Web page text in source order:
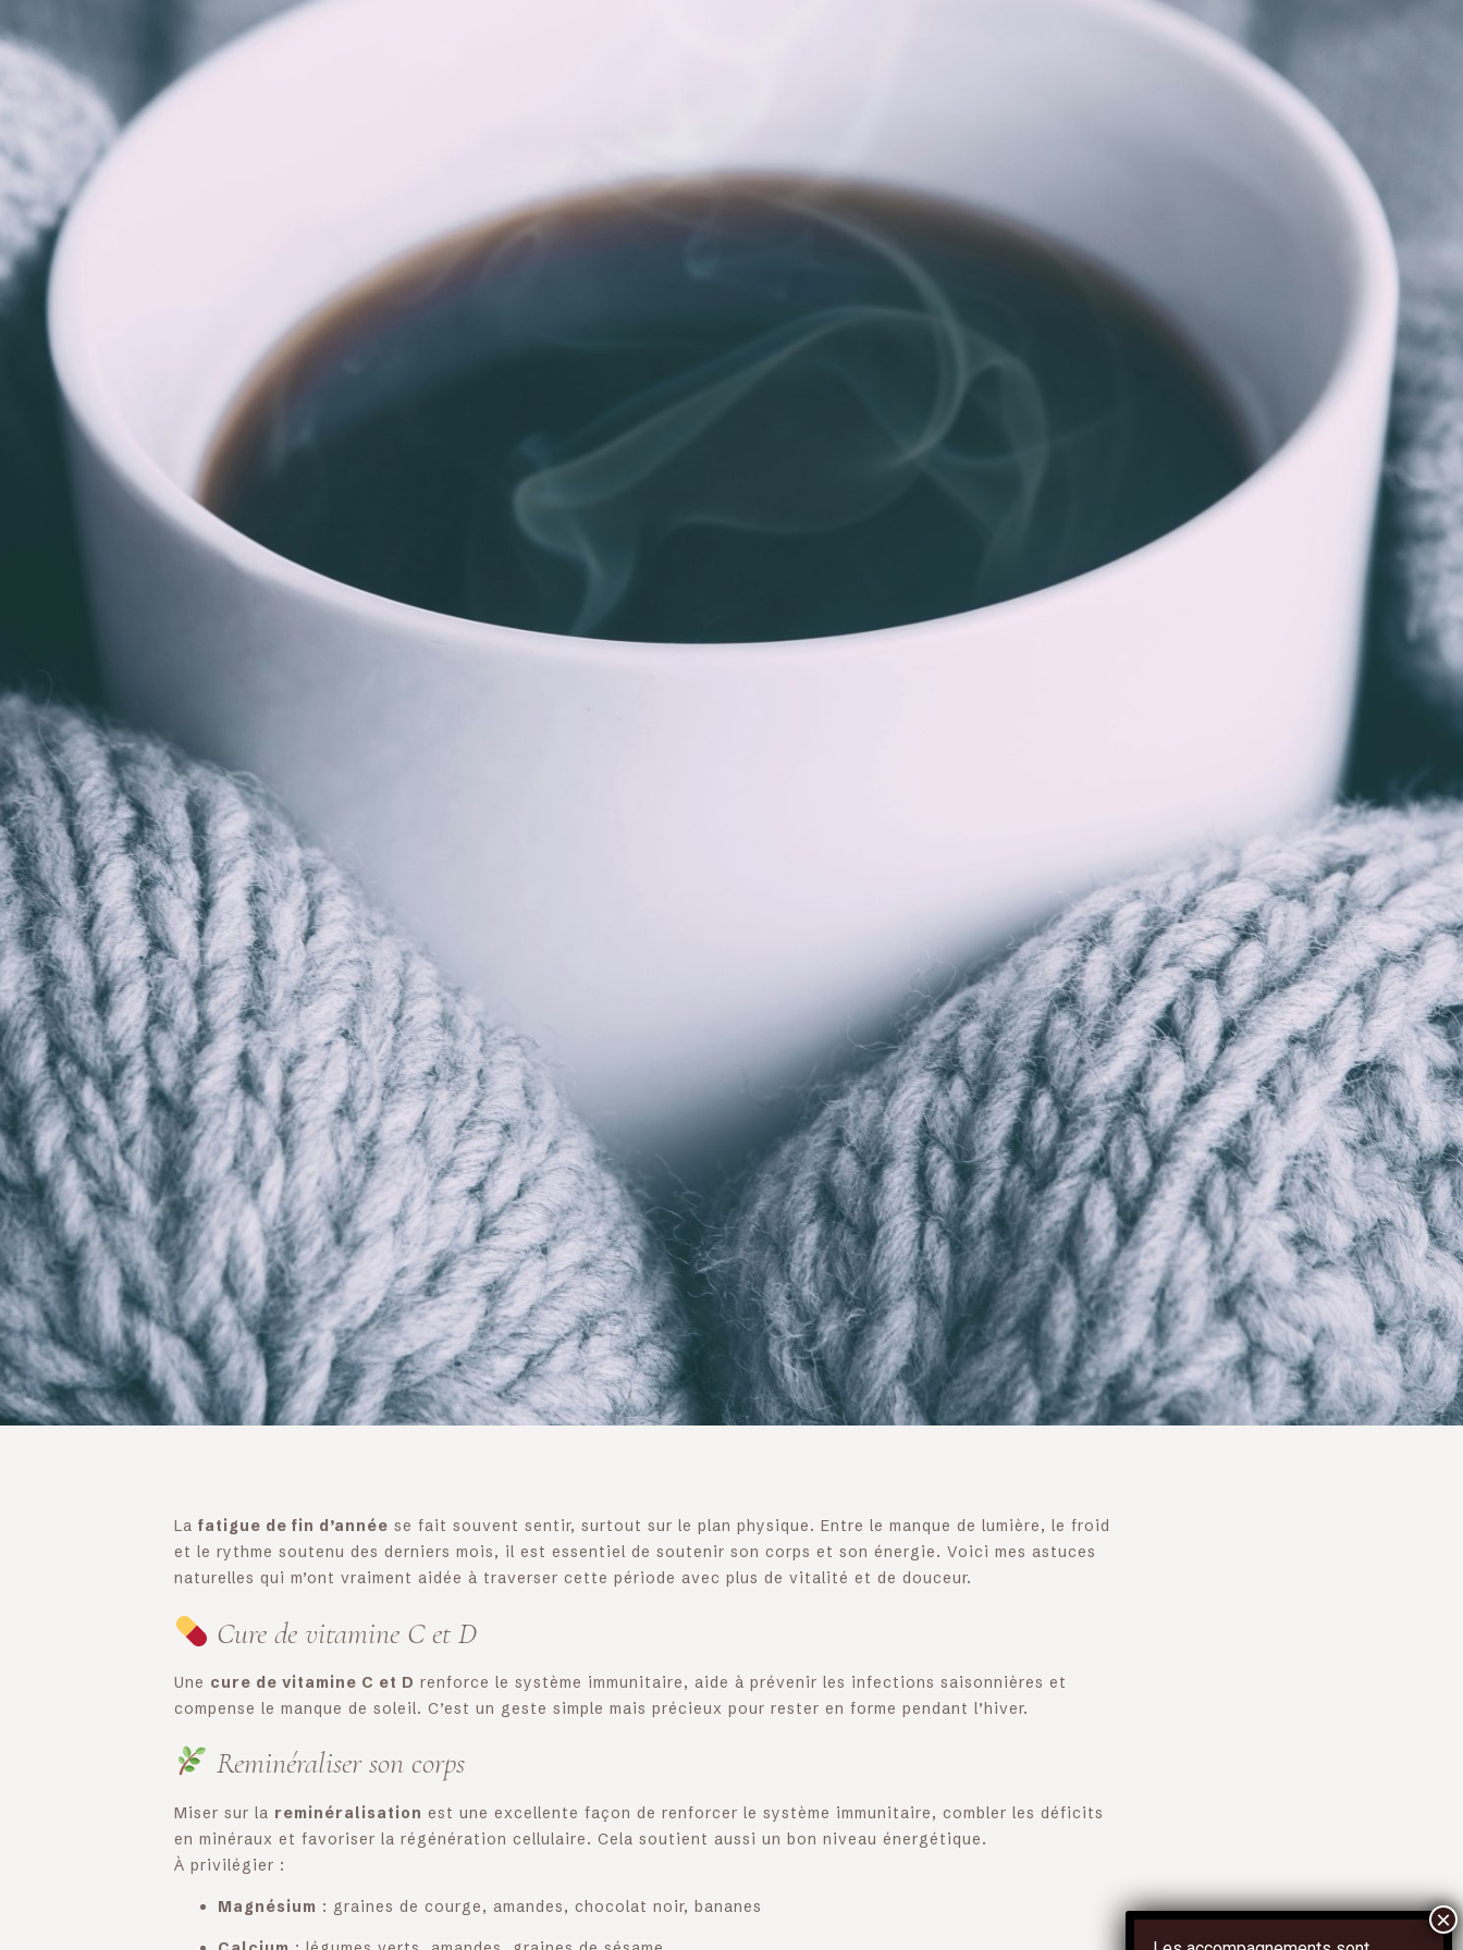
La fatigue de fin d’année se fait souvent sentir, surtout sur le plan physique. Entre le manque de lumière, le froid
et le rythme soutenu des derniers mois, il est essentiel de soutenir son corps et son énergie. Voici mes astuces
naturelles qui m’ont vraiment aidée à traverser cette période avec plus de vitalité et de douceur.
Cure de vitamine C et D
Une cure de vitamine C et D renforce le système immunitaire, aide à prévenir les infections saisonnières et
compense le manque de soleil. C’est un geste simple mais précieux pour rester en forme pendant l’hiver.
Reminéraliser son corps
Miser sur la reminéralisation est une excellente façon de renforcer le système immunitaire, combler les déficits
en minéraux et favoriser la régénération cellulaire. Cela soutient aussi un bon niveau énergétique.
À privilégier :
Magnésium : graines de courge, amandes, chocolat noir, bananes